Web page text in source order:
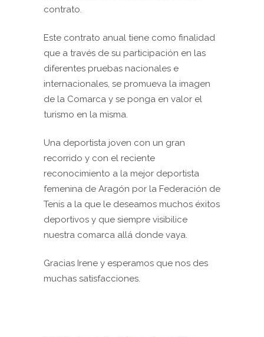
contrato.
Este contrato anual tiene como finalidad
que a través de su participación en las
diferentes pruebas nacionales e
internacionales, se promueva la imagen
de la Comarca y se ponga en valor el
turismo en la misma.
Una deportista joven con un gran
recorrido y con el reciente
reconocimiento a la mejor deportista
femenina de Aragón por la Federación de
Tenis a la que le deseamos muchos éxitos
deportivos y que siempre visibilice
nuestra comarca allá donde vaya.
Gracias Irene y esperamos que nos des
muchas satisfacciones.